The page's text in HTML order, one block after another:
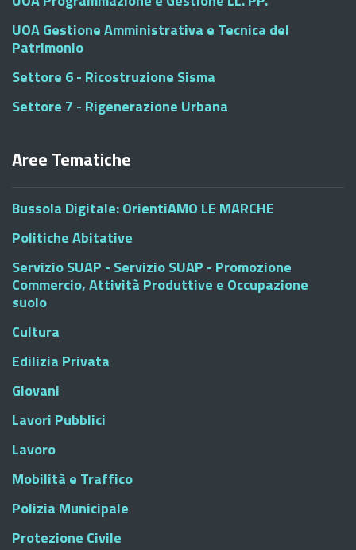
UOA Gestione Amministrativa e Tecnica del
Patrimonio
Settore 6 - Ricostruzione Sisma
Settore 7 - Rigenerazione Urbana
Aree Tematiche
Bussola Digitale: OrientiAMO LE MARCHE
Politiche Abitative
Servizio SUAP - Servizio SUAP - Promozione
Commercio, Attività Produttive e Occupazione
suolo
Cultura
Edilizia Privata
Giovani
Lavori Pubblici
Lavoro
Mobilità e Traffico
Polizia Municipale
Protezione Civile